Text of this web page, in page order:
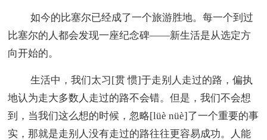
如今的比塞尔已经成了一个旅游胜地。每一个到过
比塞尔的人都会发现一座纪念碑——新生活是从选定方
向开始的。
生活中，我们太习[贯 惯]于走别人走过的路，偏执
地认为走大多数人走过的路不会错。但是，我们不会想
到，当我们这么想的时候，忽略[lüè nüè]了一个重要的事
实，那就是走别人没有走过的路往往更容易成功。人能